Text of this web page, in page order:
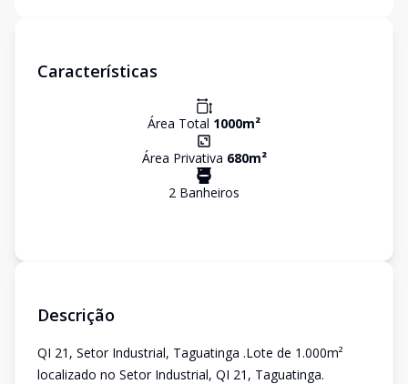
Características
Área Total 1000m²
Área Privativa 680m²
2 Banheiros
Descrição
QI 21, Setor Industrial, Taguatinga .Lote de 1.000m²
localizado no Setor Industrial, QI 21, Taguatinga.